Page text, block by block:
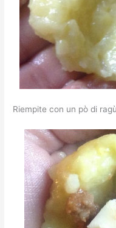
Riempite con un pò di